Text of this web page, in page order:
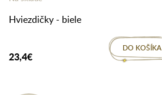
Hviezdičky - biele
23,4€
DO KOŠÍKA